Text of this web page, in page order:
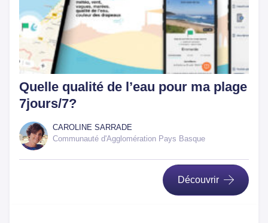
Quelle qualité de l’eau pour ma plage
7jours/7?
CAROLINE SARRADE
Communauté d'Agglomération Pays Basque
Découvrir